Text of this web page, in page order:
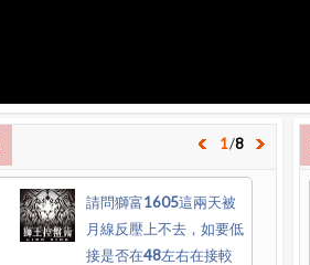
1/8
請問獅富1605這兩天被
月線反壓上不去，如要低
接是否在48左右在接較